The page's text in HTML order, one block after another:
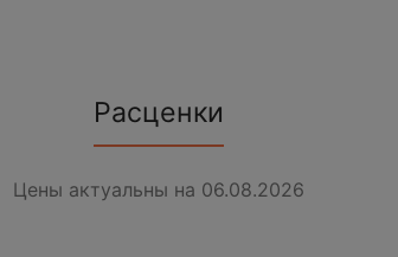
Расценки
Цены актуальны на 06.08.2026